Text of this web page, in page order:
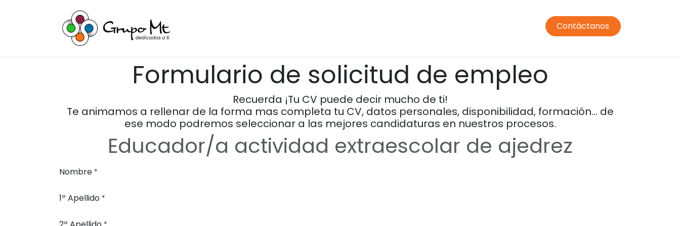
Comedor Transporte
Contáctanos
Formulario de solicitud de empleo
Recuerda ¡Tu CV puede decir mucho de ti!
Te animamos a rellenar de la forma mas completa tu CV, datos personales, disponibilidad, formación… de
ese modo podremos seleccionar a las mejores candidaturas en nuestros procesos.
Educador/a actividad extraescolar de ajedrez
Nombre *
1º Apellido *